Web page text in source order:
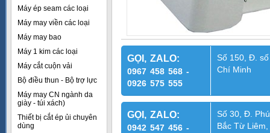
Máy ép seam các loại
Máy may viền các loại
Máy may bao
Máy 1 kim các loại
Máy cắt cuộn vải
Bộ điều thun - Bộ trợ lực
Máy may CN ngành da
giày - túi xách)
Thiết bị cắt ép ủi chuyên
dùng
GỌI, ZALO:
0967 458 568 -
0926 575 555
Số 150, Đ.
Chí Minh
GỌI, ZALO:
0942 547 456 -
Số 30, Đ.
Bắc Từ